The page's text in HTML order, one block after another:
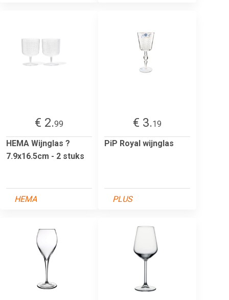
€ 2.99
HEMA Wijnglas ?
7.9x16.5cm - 2 stuks
HEMA
€ 3.19
PiP Royal wijnglas
PLUS